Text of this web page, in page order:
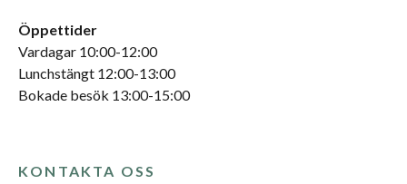
Öppettider
Vardagar 10:00-12:00
Lunchstängt 12:00-13:00
Bokade besök 13:00-15:00
KONTAKTA OSS